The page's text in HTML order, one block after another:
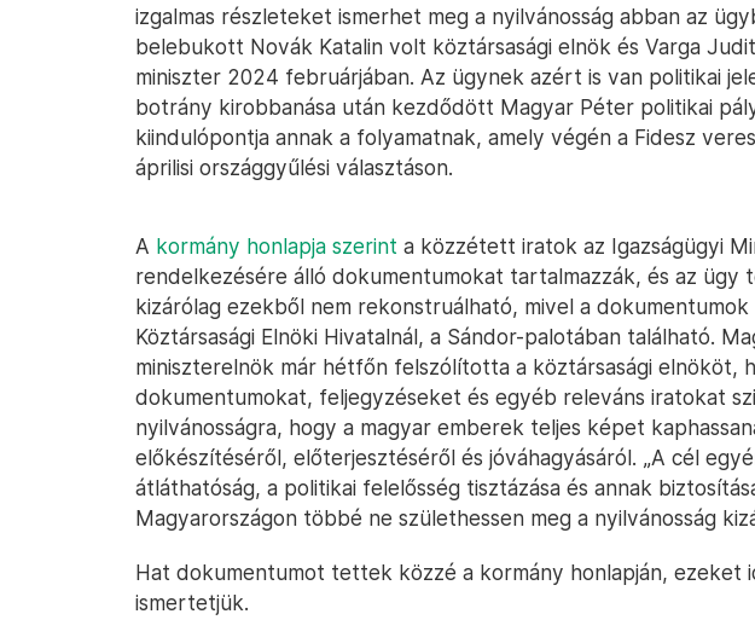
izgalmas részleteket ismerhet meg a nyilvánosság abban az
belebukott Novák Katalin volt köztársasági elnök és Varga
miniszter 2024 februárjában. Az ügynek azért is van politikai
botrány kirobbanása után kezdődött Magyar Péter politikai
kiindulópontja annak a folyamatnak, amely végén a Fidesz
áprilisi országgyűlési választáson.
A kormány honlapja szerint a közzétett iratok az Igazságügyi
rendelkezésére álló dokumentumokat tartalmazzák, és az ügy
kizárólag ezekből nem rekonstruálható, mivel a dokumentumok
Köztársasági Elnöki Hivatalnál, a Sándor-palotában található.
miniszterelnök már hétfőn felszólította a köztársasági elnököt,
dokumentumokat, feljegyzéseket és egyéb releváns iratokat
nyilvánosságra, hogy a magyar emberek teljes képet
előkészítéséről, előterjesztéséről és jóváhagyásáról. „A cél
átláthatóság, a politikai felelősség tisztázása és annak
Magyarországon többé ne születhessen meg a nyilvánosság
Hat dokumentumot tettek közzé a kormány honlapján, ezeket
ismertetjük.